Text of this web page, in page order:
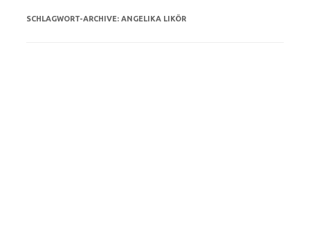
SCHLAGWORT-ARCHIVE: ANGELIKA LIKÖR